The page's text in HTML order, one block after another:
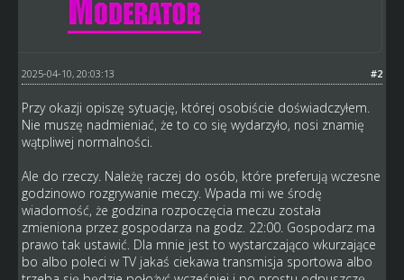
#2
2025-04-10, 20:03:13
Przy okazji opiszę sytuację, której osobiście doświadczyłem.
Nie muszę nadmieniać, że to co się wydarzyło, nosi znamię
wątpliwej normalności.
Ale do rzeczy. Należę raczej do osób, które preferują wczesne
godzinowo rozgrywanie meczy. Wpada mi we środę
wiadomość, że godzina rozpoczęcia meczu została
zmieniona przez gospodarza na godz. 22:00. Gospodarz ma
prawo tak ustawić. Dla mnie jest to wystarczająco wkurzające
bo albo poleci w TV jakaś ciekawa transmisja sportowa albo